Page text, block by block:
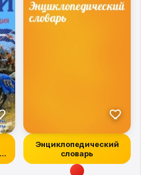
Энциклопедический
словарь